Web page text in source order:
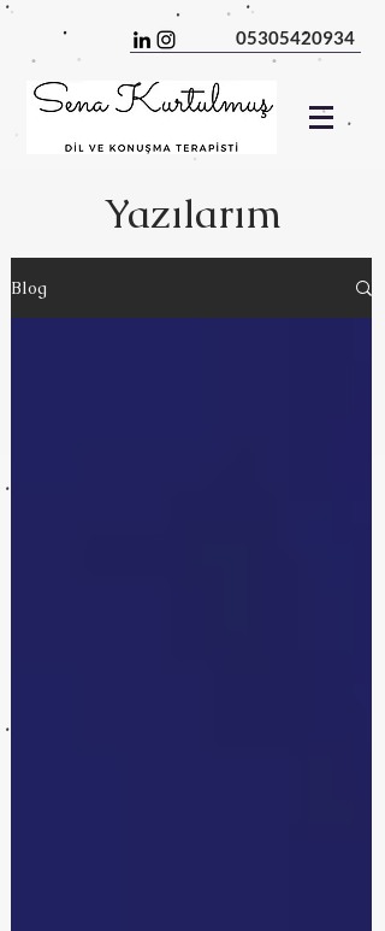
05305420934
Yazılarım
Blog